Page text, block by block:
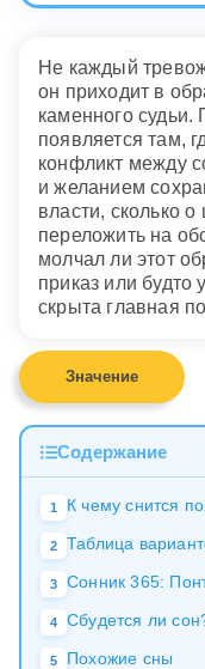
Не каждый
он приходит в
каменного
появляется там,
конфликт между
и желанием
власти, сколько
переложить на
молчал ли этот
приказ или
скрыта главная
Значение
Содержание
1 К чему снится
2 Таблица
3 Сонник 365:
4 Сбудется ли
5 Похожие сны